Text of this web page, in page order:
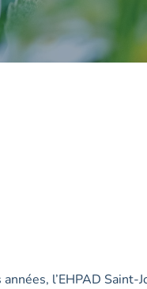
l’EHPAD Saint-